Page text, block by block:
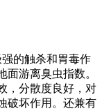
的触杀和胃毒作
面游离臭虫指数。
，分散度良好，对
破坏作用。还兼有